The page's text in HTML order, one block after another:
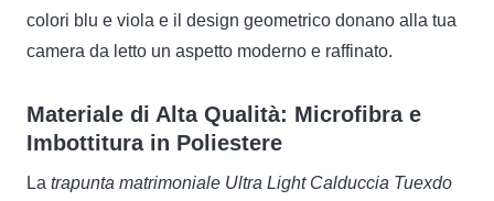
colori blu e viola e il design geometrico donano alla tua
camera da letto un aspetto moderno e raffinato.
Materiale di Alta Qualità: Microfibra e
Imbottitura in Poliestere
La trapunta matrimoniale Ultra Light Calduccia Tuexdo